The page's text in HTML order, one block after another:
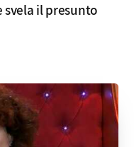
svela il presunto